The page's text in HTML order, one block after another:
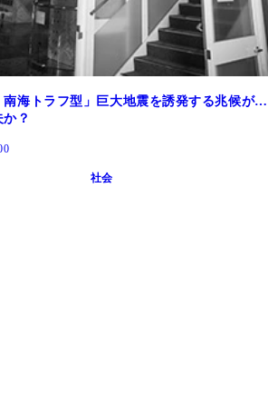
南海トラフ型」巨大地震を誘発する兆候が…
？
社会